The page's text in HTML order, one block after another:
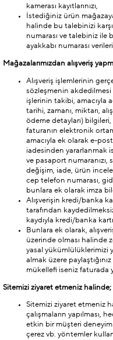
kamerası kayıtlarınızı,
İstediğiniz ürün
halinde bu talebinizi
numarası ve talebiniz
ayakkabı numarası
Mağazalarımızdan alışveriş
Alışveriş işlemlerinin
sözleşmenin akdedilmesi
işlerinin takibi, amacıyla
tarihi, zamanı, miktarı,
ödeme detayları)
faturanın elektronik
amacıyla ek olarak e-
iadesinden yararlanmak
ve pasaport numaranızı,
değişim, iade, ürün
cep telefon numarası,
bunlara ek olarak imza
Alışverişin kredi/banka
tarafından
kaydıyla kredi/banka
Bunlara ek olarak,
üzerinde olması halinde
yasal yükümlülüklerimizi
almak üzere
mükellefi iseniz faturada
Sitemizi ziyaret etmeniz halinde;
Sitemizi ziyaret etmeniz
çalışmaların yapılması,
etkin bir müşteri deneyimi
çerez vb. yöntemler